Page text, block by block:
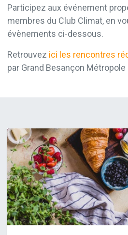
Participez aux événement
membres du Club Climat, en
évènements ci-dessous.
Retrouvez ici les rencontres
par Grand Besançon Métropole